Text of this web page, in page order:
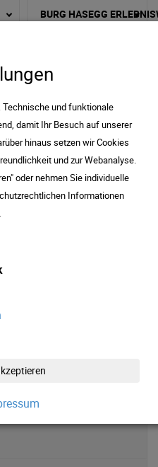
BURG HASEGG
und funktionale
damit Ihr Besuch auf unserer
hinaus setzen wir Cookies
und zur Webanalyse.
oder nehmen Sie individuelle
Informationen
.